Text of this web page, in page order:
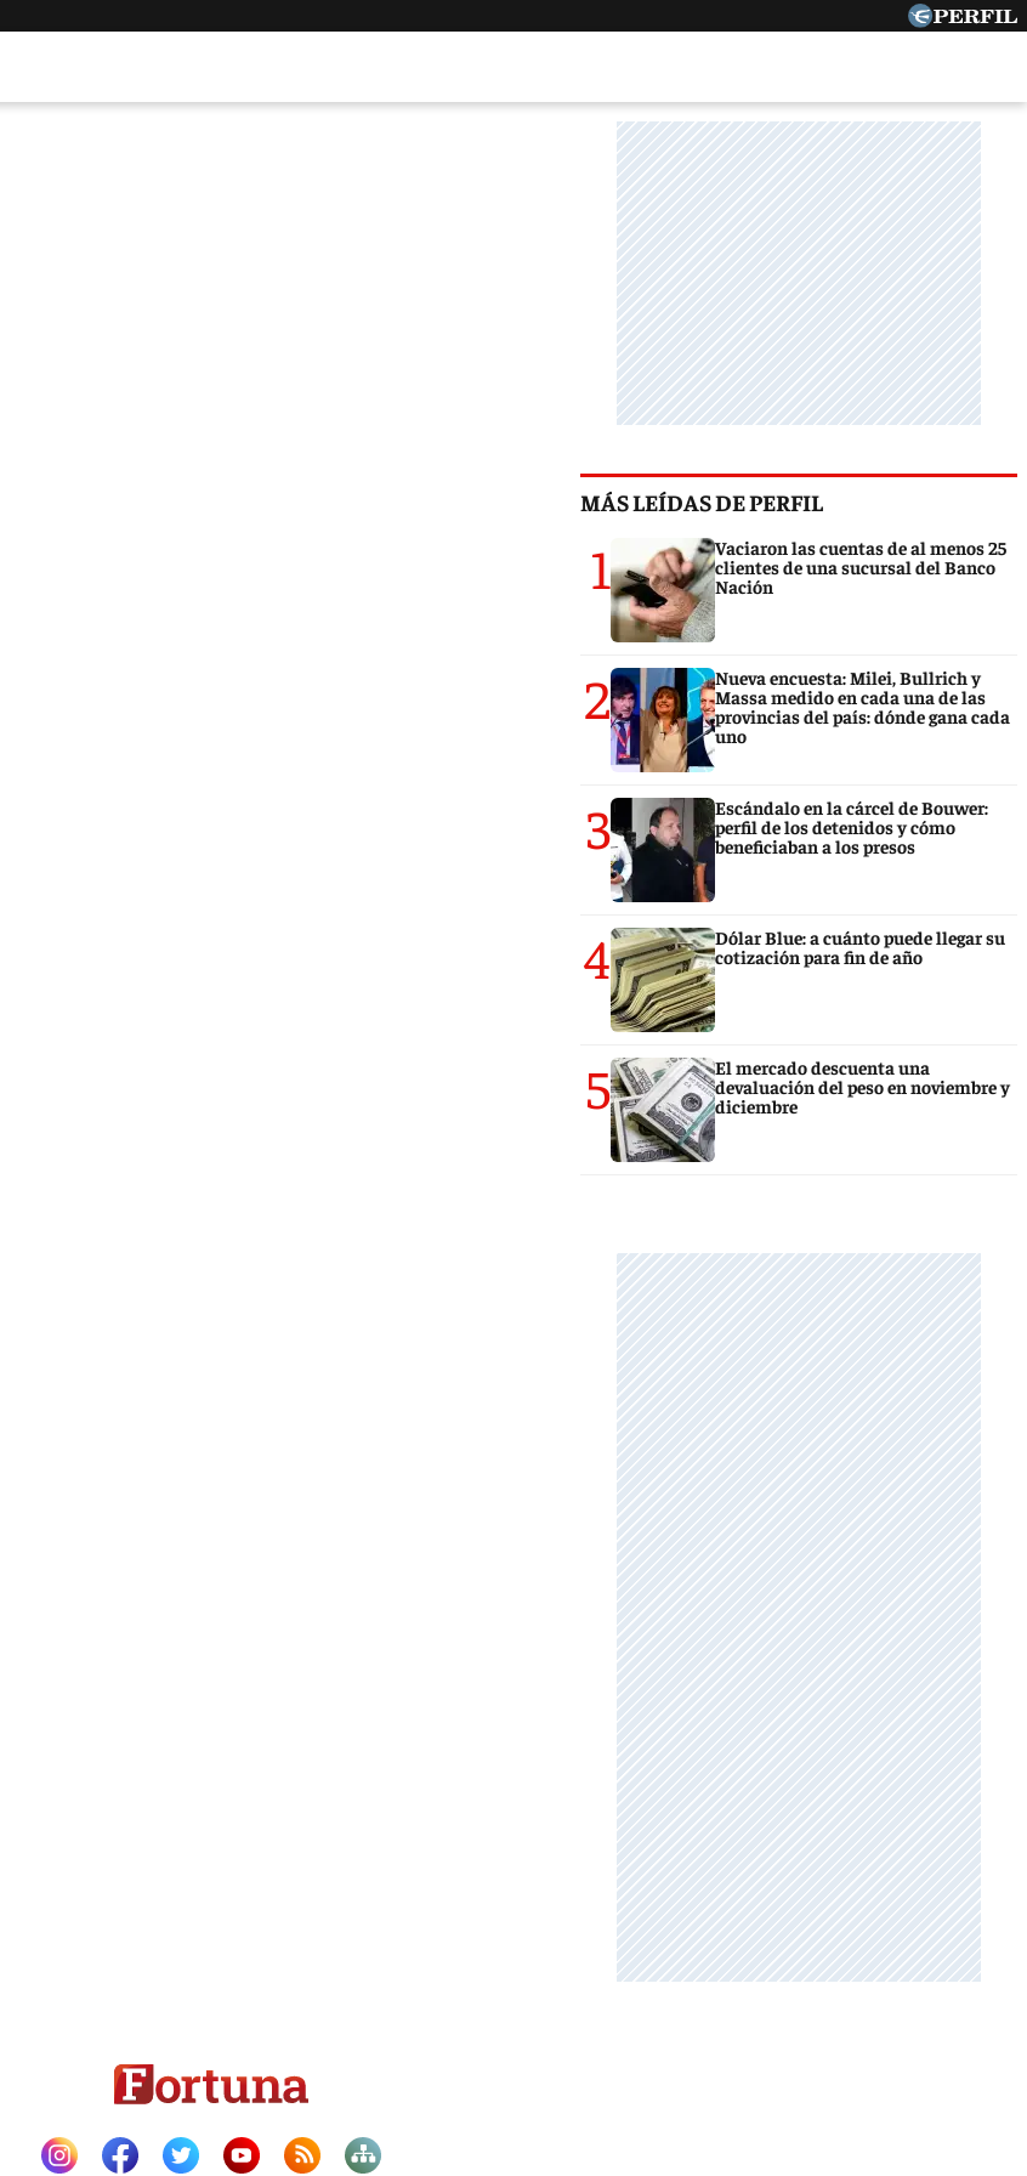
MÁS LEÍDAS DE PERFIL
1
Vaciaron las cuentas de al menos 25
clientes de una sucursal del Banco
Nación
2
Nueva encuesta: Milei, Bullrich y
Massa medido en cada una de las
provincias del país: dónde gana cada
uno
3
Escándalo en la cárcel de Bouwer:
perfil de los detenidos y cómo
beneficiaban a los presos
4
Dólar Blue: a cuánto puede llegar su
cotización para fin de año
5
El mercado descuenta una
devaluación del peso en noviembre y
diciembre